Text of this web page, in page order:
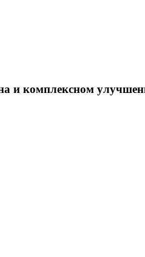
и комплексном